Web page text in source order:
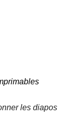
les diapos